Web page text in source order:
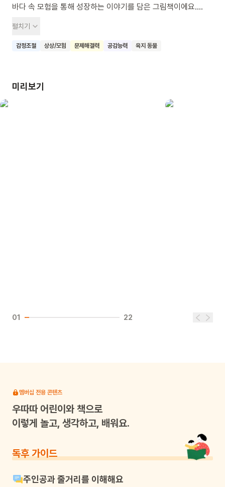
바다 속 모험을 통해 성장하는 이야기를 담은 그림책이에요.
잡아먹다가 바다 나라 임금님에게 잡혀가요. 하지만 공주님이
바다 끝 괴물에게 납치되자, 임금님은 야옹이들에게 공주님을
혼자 책을 읽기 시작하는 어린이들에게 적합해요. 야옹이들의
모험을 따라가며 어린이들은 책 읽기의 재미를 느끼고, 협력과
펼치기
감정조절 상상/모험 문제해결력 공감능력 육지 동물
미리보기
01 22
멤버십 전용 콘텐츠
우따따어린이와 책으로
이렇게 놀고, 생각하고, 배워요.
독후 가이드
주인공과 줄거리를 이해해요